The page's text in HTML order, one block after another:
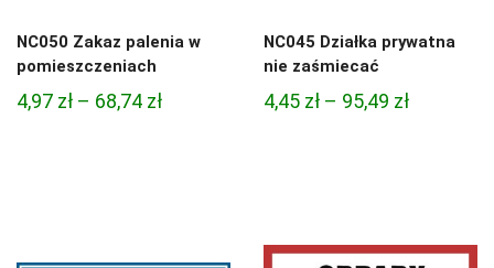
NC050 Zakaz palenia w
pomieszczeniach
4,97 zł – 68,74 złZakres
NC045 Działka prywatna
nie zaśmiecać
4,45 zł – 95,49 złZakres
95,49 zł